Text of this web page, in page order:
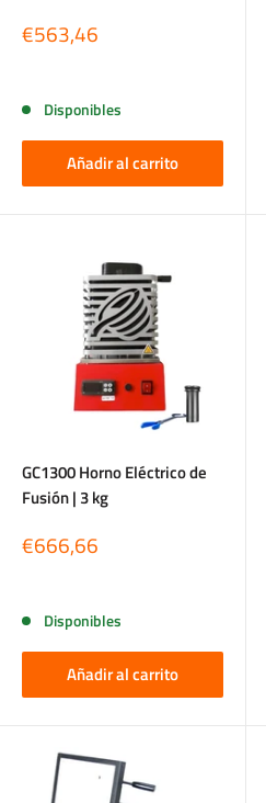
Precio
de
€563,46
Disponibles
Añadir al carrito
GC1300 Horno Eléctrico de
Fusión | 3 kg
Precio
de
€666,66
Disponibles
Añadir al carrito